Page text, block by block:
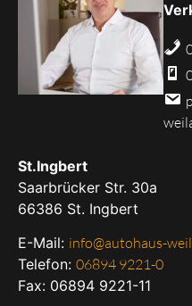
St.Ingbert
Saarbrücker Str. 30a
66386 St. Ingbert
E-Mail: info@autohaus-
Telefon: 06894 9221-0
Fax: 06894 9221-11